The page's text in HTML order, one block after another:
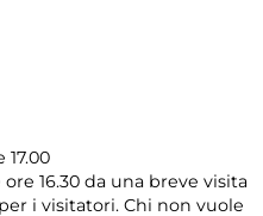
17.00
16.30 da una breve visita
i visitatori. Chi non vuole